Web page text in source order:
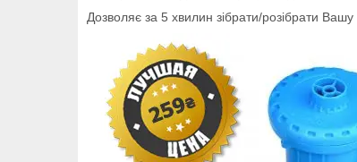
Дозволяє за 5 хвилин зібрати/розібрати Вашу